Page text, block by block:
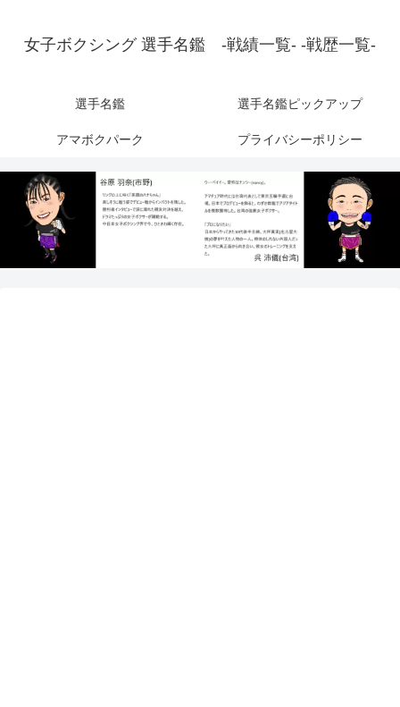
女子ボクシング 選手名鑑 -戦績一覧- -戦歴一覧-
選手名鑑 選手名鑑ピックアップ
アマボクパーク プライバシーポリシー